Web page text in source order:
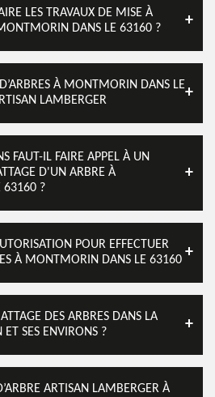
LES TRAVAUX DE MISE À
DANS LE 63160 ?
À MONTMORIN DANS LE
LAMBERGER
FAUT-IL FAIRE APPEL À UN
D'UN ARBRE À
63160 ?
POUR EFFECTUER
À MONTMORIN DANS LE 63160
DES ARBRES DANS LA
SES ENVIRONS ?
ARTISAN LAMBERGER À